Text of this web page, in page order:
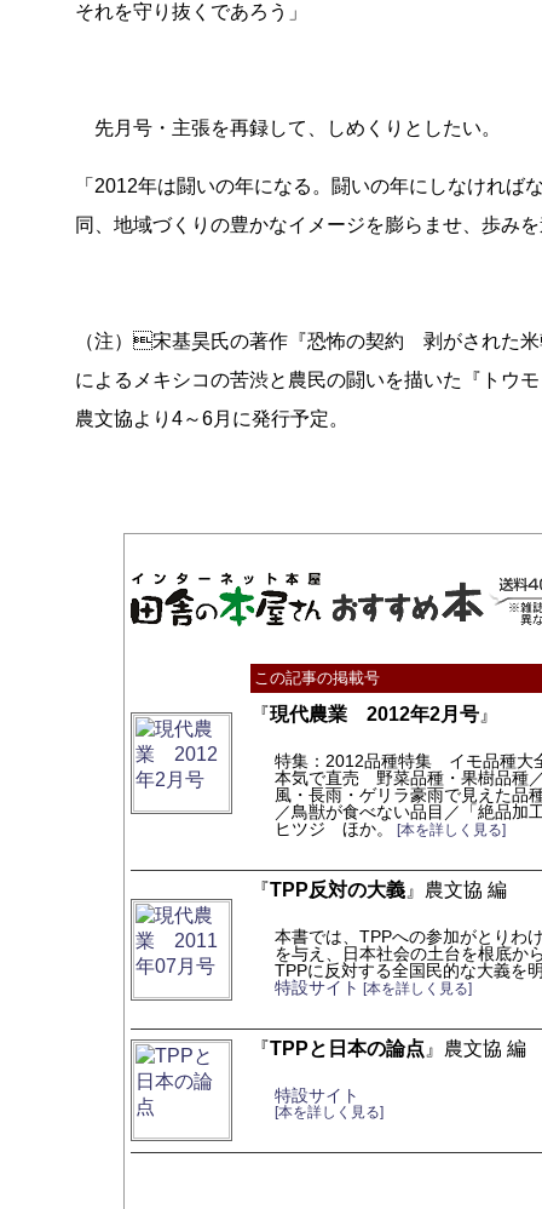
それを守り抜くであろう」
先月号・主張を再録して、しめくりとしたい。
「2012年は闘いの年になる。闘いの年にしなけれ
同、地域づくりの豊かなイメージを膨らませ、歩み
（注）宋基昊氏の著作『恐怖の契約 剥がされた
によるメキシコの苦渋と農民の闘いを描いた『トウ
農文協より4～6月に発行予定。
この記事の掲載号
『現代農業 2012年2月号』
特集：2012品種特集 イモ品種大
本気で直売 野菜品種・果樹品種
風・長雨・ゲリラ豪雨で見えた品
／鳥獣が食べない品目／「絶品加
ヒツジ ほか。
[本を詳しく見る]
『TPP反対の大義』農文協 編
本書では、TPPへの参加がとりわ
を与え、日本社会の土台を根底か
TPPに反対する全国民的な大義を
特設サイト [本を詳しく見る]
『TPPと日本の論点 』農文協 編
特設サイト
[本を詳しく見る]